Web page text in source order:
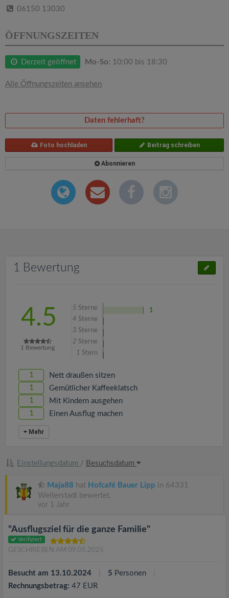
06150 13030
ÖFFNUNGSZEITEN
Derzeit geöffnet Mo-So: 10:00 bis 18:30
Alle Öffnungszeiten ansehen
Daten fehlerhaft?
Foto hochladen Beitrag schreiben
Abonnieren
1 Bewertung
4.5
1 Bewertung
5 Sterne
1
4 Sterne
3 Sterne
2 Sterne
1 Stern
1 Nett draußen sitzen
1 Gemütlicher Kaffeeklatsch
1 Mit Kindern ausgehen
1 Einen Ausflug machen
Mehr
Einstellungsdatum / Besuchsdatum
Maja88 hat Hofcafé Bauer Lipp in 64331
Weiterstadt bewertet.
vor 1 Jahr
"Ausflugsziel für die ganze Familie"
Verifiziert
GESCHRIEBEN AM 09.05.2025
Besucht am 13.10.2024 5 Personen
Rechnungsbetrag: 47 EUR
g
a
t